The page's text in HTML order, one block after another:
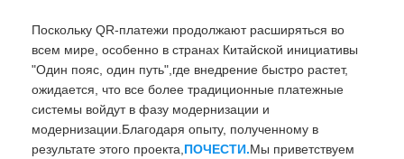
Поскольку QR-платежи продолжают расширяться во
всем мире, особенно в странах Китайской инициативы
"Один пояс, один путь",где внедрение быстро растет,
ожидается, что все более традиционные платежные
системы войдут в фазу модернизации и
модернизации.Благодаря опыту, полученному в
результате этого проекта, ПОЧЕСТИ.Мы приветствуем